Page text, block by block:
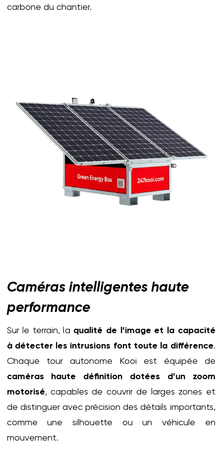
carbone du chantier.
Caméras intelligentes haute
performance
Sur le terrain, la qualité de l’image et la capacité
à détecter les intrusions font toute la différence.
Chaque tour autonome Kooi est équipée de
caméras haute définition dotées d’un zoom
motorisé, capables de couvrir de larges zones et
de distinguer avec précision des détails importants,
comme une silhouette ou un véhicule en
mouvement.